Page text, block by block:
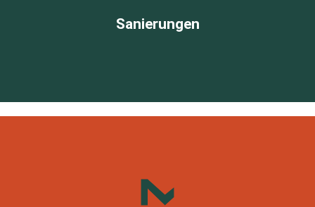
Sanierungen
- Nachhaltig sanieren – effizient & langlebig